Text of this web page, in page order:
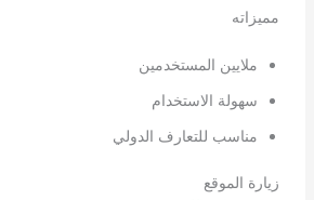
مميزاته
ملايين المستخدمين
سهولة الاستخدام
مناسب للتعارف الدولي
زيارة الموقع